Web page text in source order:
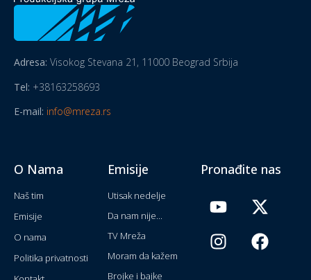
Adresa: Visokog Stevana 21, 11000 Beograd Srbija
Tel: +38163258693
E-mail: info@mreza.rs
O Nama
Naš tim
Emisije
O nama
Politika privatnosti
Emisije
Utisak nedelje
Da nam nije...
TV Mreža
Moram da kažem
Brojke i bajke
Pronađite nas